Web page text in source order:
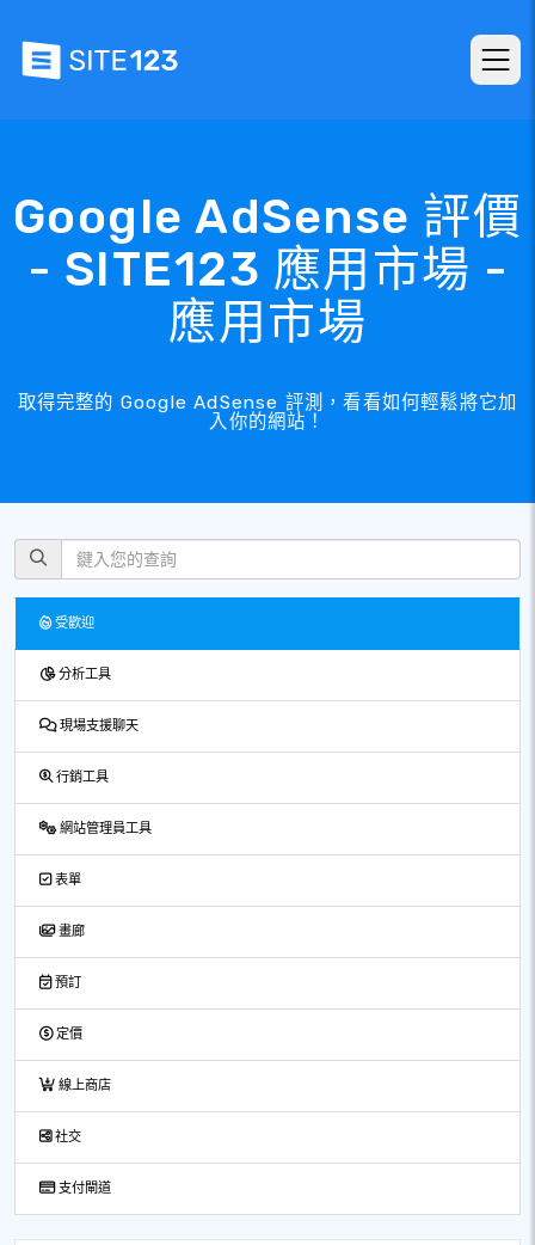
Google AdSense 評價
- SITE123 應用市場 -
應用市場
取得完整的 Google AdSense 評測，看看如何輕鬆將它加
入你的網站！
受歡迎
分析工具
現場支援聊天
行銷工具
網站管理員工具
表單
畫廊
預訂
定價
線上商店
社交
支付閘道